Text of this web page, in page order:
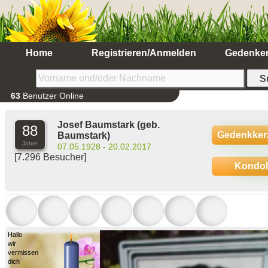
Home Registrieren/Anmelden
63 Benutzer Online
88
Jahre
Josef Baumstark (geb.
Baumstark)
07.05.1928 - 20.02.2017
[7.296 Besucher]
Hallo
wir
vermissen
dich